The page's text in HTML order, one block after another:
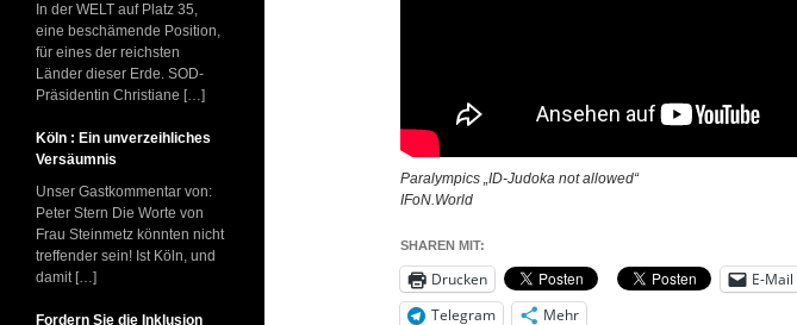
Paralympics „ID-Judoka not allowed“
IFoN.World
SHAREN MIT:
Drucken E-Mail
Telegram
Mehr
In der WELT auf Platz 35,
eine beschämende Position,
für eines der reichsten
Länder dieser Erde. SOD-
Präsidentin Christiane […]
Köln : Ein unverzeihliches
Versäumnis
Unser Gastkommentar von:
Peter Stern Die Worte von
Frau Steinmetz könnten nicht
treffender sein! Ist Köln, und
damit […]
Fordern Sie die Inklusion